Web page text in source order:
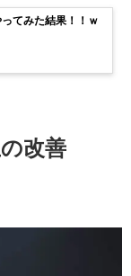
てみた結果！！ｗ
改善